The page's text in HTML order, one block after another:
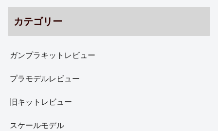
カテゴリー
ガンプラキットレビュー
プラモデルレビュー
旧キットレビュー
スケールモデル